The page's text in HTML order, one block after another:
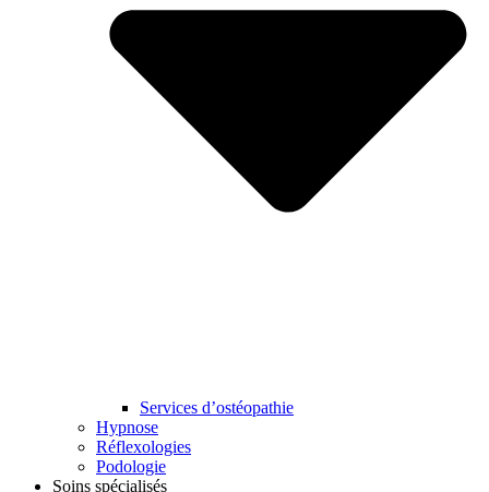
Services d’ostéopathie
Hypnose
Réflexologies
Podologie
Soins spécialisés